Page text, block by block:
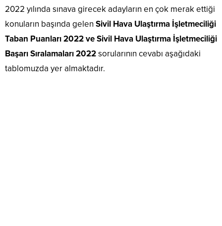
2022 yılında sınava girecek adayların en çok merak ettiği
konuların başında gelen Sivil Hava Ulaştırma İşletmeciliği
Taban Puanları 2022 ve Sivil Hava Ulaştırma İşletmeciliği
Başarı Sıralamaları 2022sorularının cevabı aşağıdaki
tablomuzda yer almaktadır.